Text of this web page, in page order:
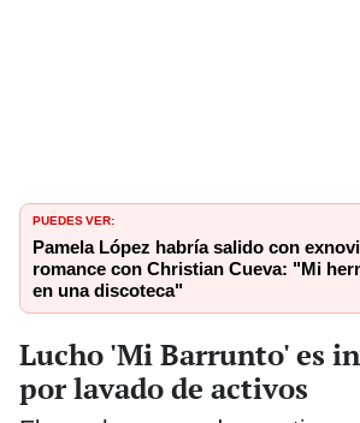
PUEDES VER:
Pamela López habría salido con
romance con Christian Cueva: "Mi
en una discoteca"
Lucho 'Mi Barrunto' es
por lavado de activos